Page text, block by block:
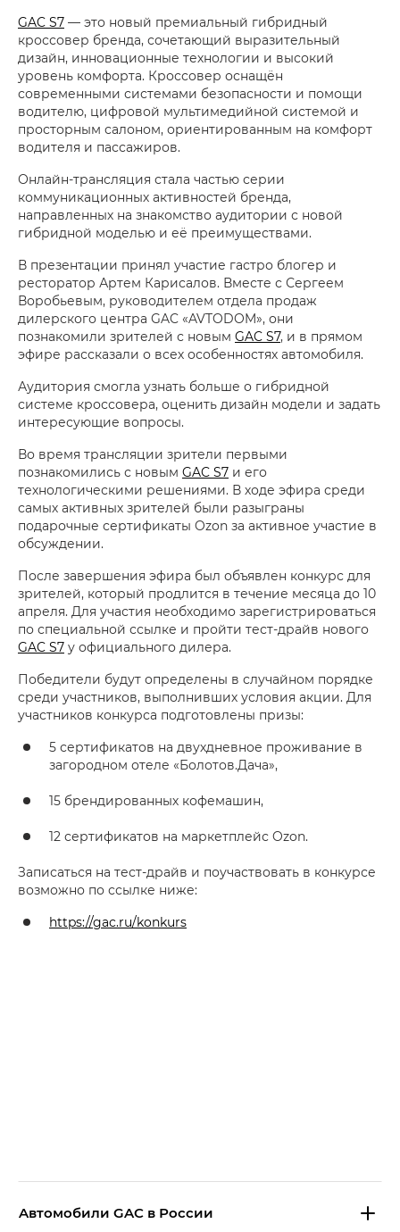
GAC S7 — это новый премиальный гибридный
кроссовер бренда, сочетающий выразительный
дизайн, инновационные технологии и высокий
уровень комфорта. Кроссовер оснащён
современными системами безопасности и помощи
водителю, цифровой мультимедийной системой и
просторным салоном, ориентированным на комфорт
водителя и пассажиров.
Онлайн-трансляция стала частью серии
коммуникационных активностей бренда,
направленных на знакомство аудитории с новой
гибридной моделью и её преимуществами.
В презентации принял участие гастро блогер и
ресторатор Артем Карисалов. Вместе с Сергеем
Воробьевым, руководителем отдела продаж
дилерского центра GAC «AVTODOM», они
познакомили зрителей с новым GAC S7, и в прямом
эфире рассказали о всех особенностях автомобиля.
Аудитория смогла узнать больше о гибридной
системе кроссовера, оценить дизайн модели и задать
интересующие вопросы.
Во время трансляции зрители первыми
познакомились с новым GAC S7 и его
технологическими решениями. В ходе эфира среди
самых активных зрителей были разыграны
подарочные сертификаты Ozon за активное участие в
обсуждении.
После завершения эфира был объявлен конкурс для
зрителей, который продлится в течение месяца до 10
апреля. Для участия необходимо зарегистрироваться
по специальной ссылке и пройти тест-драйв нового
GAC S7 у официального дилера.
Победители будут определены в случайном порядке
среди участников, выполнивших условия акции. Для
участников конкурса подготовлены призы:
5 сертификатов на двухдневное проживание в
загородном отеле «Болотов.Дача»,
15 брендированных кофемашин,
12 сертификатов на маркетплейс Ozon.
Записаться на тест-драйв и поучаствовать в конкурсе
возможно по ссылке ниже:
https://gac.ru/konkurs
Aвтомобили GAC в России